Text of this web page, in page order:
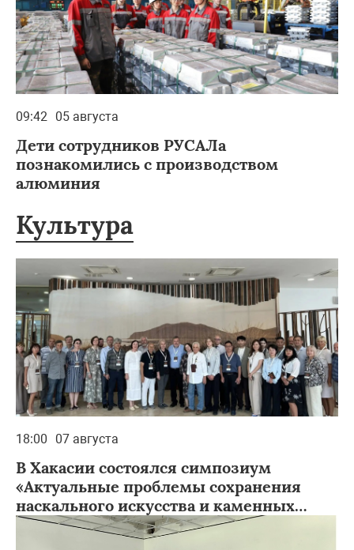
09:42 05 августа
Дети сотрудников РУСАЛа
познакомились с производством
алюминия
Культура
18:00 07 августа
В Хакасии состоялся симпозиум
«Актуальные проблемы сохранения
наскального искусства и каменных
изваяний на территории Евразии»